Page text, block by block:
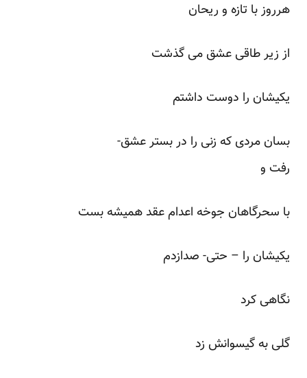
هرروز با تازه و ریحان
از زیر طاقی عشق می گذشت
یکیشان را دوست داشتم
بسان مردی که زنی را در بستر عشق-
رفت و
با سحرگاهان جوخه اعدام عقد همیشه بست
یکیشان را – حتی- صدازدم
نگاهی کرد
گلی به گیسوانش زد